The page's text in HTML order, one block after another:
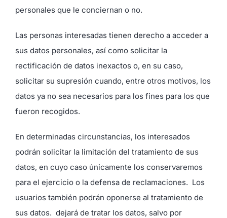
personales que le conciernan o no.
Las personas interesadas tienen derecho a acceder a
sus datos personales, así como solicitar la
rectificación de datos inexactos o, en su caso,
solicitar su supresión cuando, entre otros motivos, los
datos ya no sea necesarios para los fines para los que
fueron recogidos.
En determinadas circunstancias, los interesados
podrán solicitar la limitación del tratamiento de sus
datos, en cuyo caso únicamente los conservaremos
para el ejercicio o la defensa de reclamaciones. Los
usuarios también podrán oponerse al tratamiento de
sus datos. dejará de tratar los datos, salvo por